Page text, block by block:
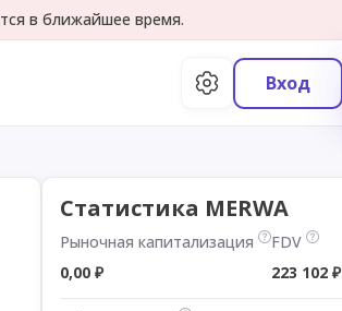
в ближайшее время.
Вход
Статистика MERWA
Рыночная капитализация
0,00 ₽
FDV
223 102 ₽